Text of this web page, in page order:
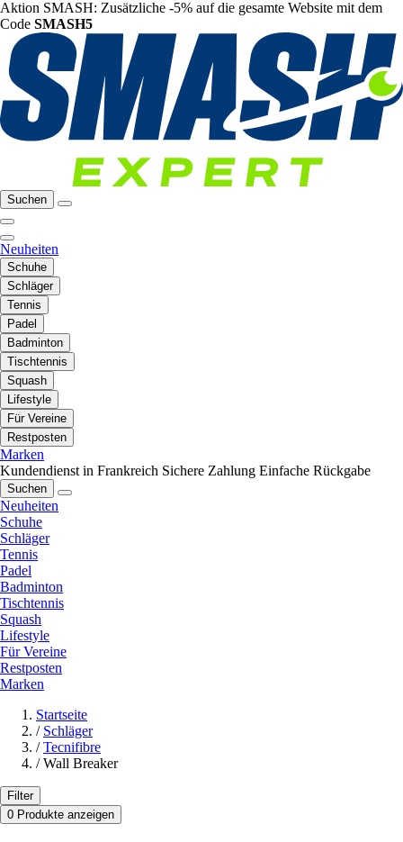
Aktion SMASH: Zusätzliche -5% auf die gesamte Website mit dem
Code SMASH5
Suchen
Neuheiten
Schuhe
Schläger
Tennis
Padel
Badminton
Tischtennis
Squash
Lifestyle
Für Vereine
Restposten
Marken
Kundendienst in Frankreich Sichere Zahlung Einfache Rückgabe
Suchen
Neuheiten
Schuhe
Schläger
Tennis
Padel
Badminton
Tischtennis
Squash
Lifestyle
Für Vereine
Restposten
Marken
Startseite
/ Schläger
/ Tecnifibre
/ Wall Breaker
Filter
0 Produkte anzeigen